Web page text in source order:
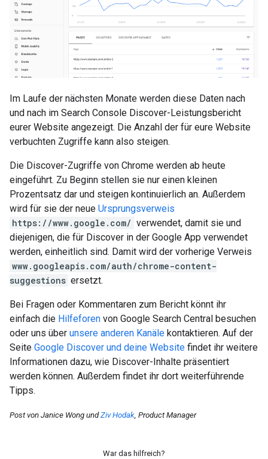
Im Laufe der nächsten Monate werden diese Daten nach
und nach im Search Console Discover-Leistungsbericht
eurer Website angezeigt. Die Anzahl der für eure Website
verbuchten Zugriffe kann also steigen.
Die Discover-Zugriffe von Chrome werden ab heute
eingeführt. Zu Beginn stellen sie nur einen kleinen
Prozentsatz dar und steigen kontinuierlich an. Außerdem
wird für sie der neue Ursprungsverweis
https://www.google.com/ verwendet, damit sie und
diejenigen, die für Discover in der Google App verwendet
werden, einheitlich sind. Damit wird der vorherige Verweis
www.googleapis.com/auth/chrome-content-
suggestions ersetzt.
Bei Fragen oder Kommentaren zum Bericht könnt ihr
einfach die Hilfeforen von Google Search Central besuchen
oder uns über unsere anderen Kanäle kontaktieren. Auf der
Seite Google Discover und deine Website findet ihr weitere
Informationen dazu, wie Discover-Inhalte präsentiert
werden können. Außerdem findet ihr dort weiterführende
Tipps.
Post von Janice Wong undZiv Hodak, Product Manager
War das hilfreich?